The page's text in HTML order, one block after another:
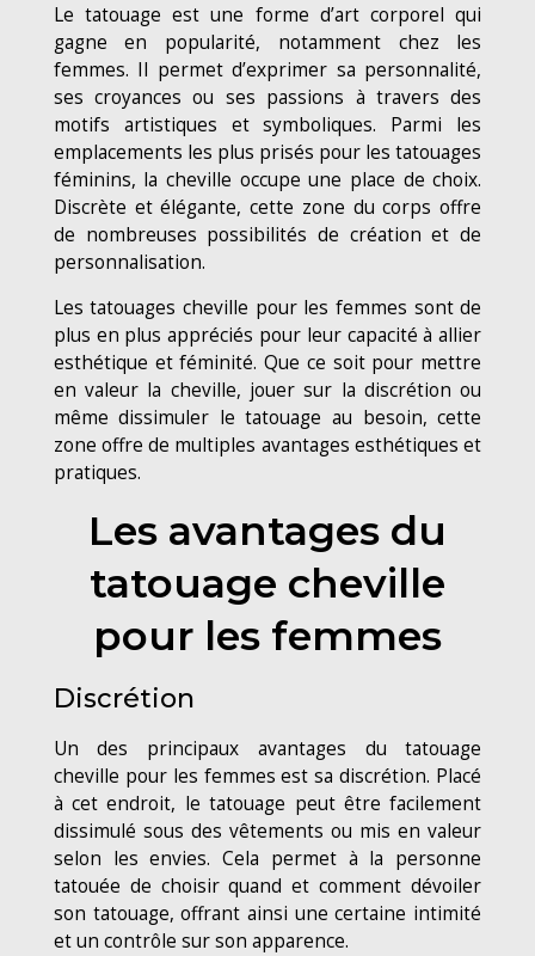
Le tatouage est une forme d’art corporel qui
gagne en popularité, notamment chez les
femmes. Il permet d’exprimer sa personnalité,
ses croyances ou ses passions à travers des
motifs artistiques et symboliques. Parmi les
emplacements les plus prisés pour les tatouages
féminins, la cheville occupe une place de choix.
Discrète et élégante, cette zone du corps offre
de nombreuses possibilités de création et de
personnalisation.
Les tatouages cheville pour les femmes sont de
plus en plus appréciés pour leur capacité à allier
esthétique et féminité. Que ce soit pour mettre
en valeur la cheville, jouer sur la discrétion ou
même dissimuler le tatouage au besoin, cette
zone offre de multiples avantages esthétiques et
pratiques.
Les avantages du
tatouage cheville
pour les femmes
Discrétion
Un des principaux avantages du tatouage
cheville pour les femmes est sa discrétion. Placé
à cet endroit, le tatouage peut être facilement
dissimulé sous des vêtements ou mis en valeur
selon les envies. Cela permet à la personne
tatouée de choisir quand et comment dévoiler
son tatouage, offrant ainsi une certaine intimité
et un contrôle sur son apparence.